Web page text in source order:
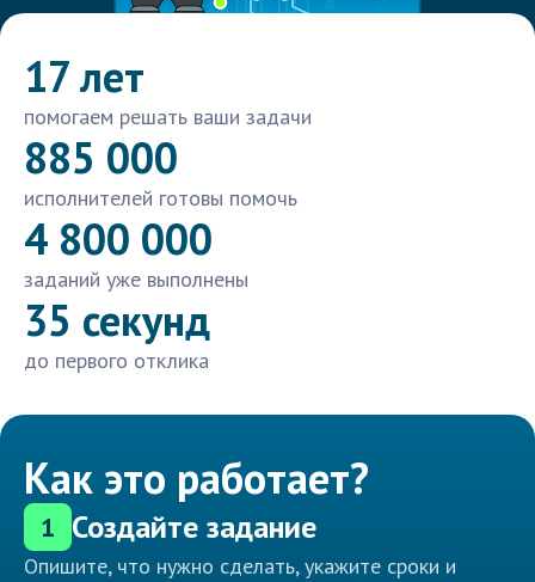
17 лет
помогаем решать ваши задачи
885 000
исполнителей готовы помочь
4 800 000
заданий уже выполнены
35 секунд
до первого отклика
Как это работает?
1 Создайте задание
Опишите, что нужно сделать, укажите сроки и